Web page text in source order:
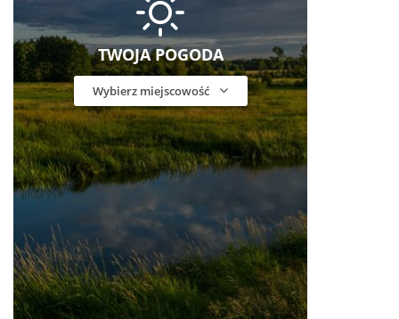
TWOJA POGODA
Wybierz miejscowość